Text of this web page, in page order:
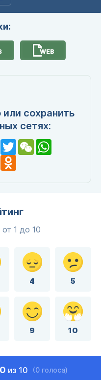
WEB
сохранить
сетях:
TwitterWeChatWhatsApp
Odnoklassniki
1 до 10
4 5
9 10
из 10 (0 голоса)